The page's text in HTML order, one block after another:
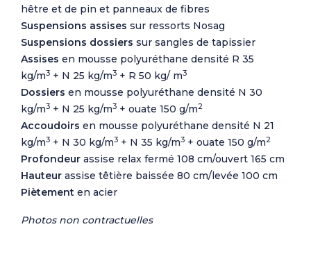
hêtre et de pin et panneaux de fibres
Suspensions assises sur ressorts Nosag
Suspensions dossiers sur sangles de tapissier
Assises en mousse polyuréthane densité R 35
kg/m3 + N 25 kg/m3 + R 50 kg/ m3
Dossiers en mousse polyuréthane densité N 30
kg/m3 + N 25 kg/m3 + ouate 150 g/m2
Accoudoirs en mousse polyuréthane densité N 21
kg/m3 + N 30 kg/m3 + N 35 kg/m3 + ouate 150 g/m2
Profondeur assise relax fermé 108 cm/ouvert 165 cm
Hauteur assise têtière baissée 80 cm/levée 100 cm
Piètement en acier
Photos non contractuelles